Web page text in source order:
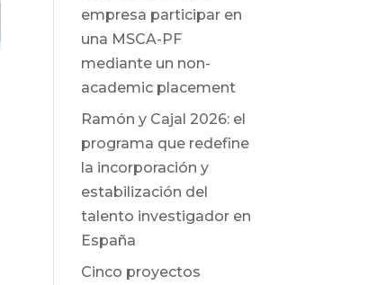
empresa participar en
una MSCA-PF
mediante un non-
academic placement
Ramón y Cajal 2026: el
programa que redefine
la incorporación y
estabilización del
talento investigador en
España
Cinco proyectos